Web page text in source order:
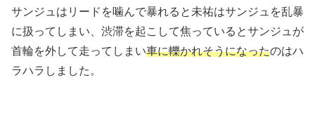
サンジュはリードを噛んで暴れると未祐はサンジュを乱暴
に扱ってしまい、渋滞を起こして焦っているとサンジュが
首輪を外して走ってしまい車に轢かれそうになったのはハ
ラハラしました。